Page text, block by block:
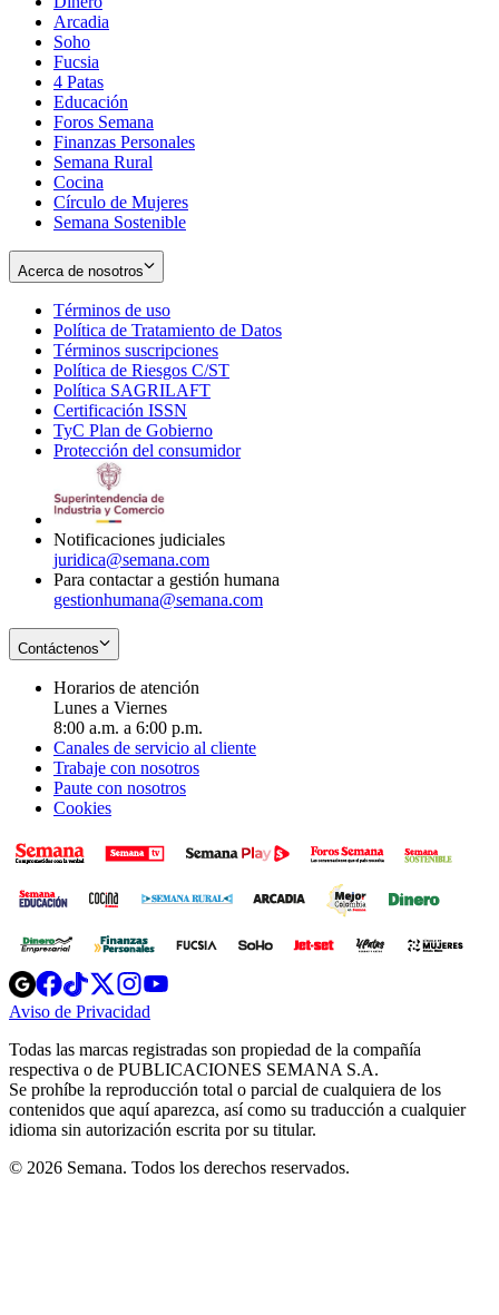
Arcadia
Soho
in
new
window
Fucsia
in
new
window
4 Patas
Educación
Foros Semana
Finanzas Personales
Semana Rural
Cocina
Círculo de Mujeres
Semana Sostenible
Acerca de nosotros
Términos de uso
in
new
window
Política de Tratamiento de Datos
Términos suscripciones
in
Política de Riesgos C/ST
Política SAGRILAFT
new
window
Certificación ISSN
in
new
TyC Plan de Gobierno
in
Protección del consumidorOpens
Notificaciones judiciales
juridica@semana.com
Para contactar a gestión humana
gestionhumana@semana.com
Contáctenos
Horarios de atención
Lunes a Viernes
8:00 a.m. a 6:00 p.m.
Canales de servicio al cliente
Trabaje con nosotros
Paute con nosotros
Cookies
Opens
in
new
Opens
in
new
Opens
in
new
window
Opens
new
windowwindow
Aviso de Privacidad
new
window
Todas las marcas registradas son propiedad de la compañía
respectiva o de PUBLICACIONES SEMANA S.A.
Se prohíbe la reproducción total o parcial de cualquiera de los
contenidos que aquí aparezca, así como su traducción a cualquier
idioma sin autorización escrita por su titular.
© 2026 Semana. Todos los derechos reservados.